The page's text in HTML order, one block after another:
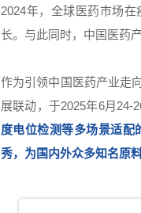
2024年，全球医药市场
长。与此同时，中国医药
作为引领中国医药产业走
展联动，于2025年6月24-
度电位检测等多场景适
秀，为国内外众多知名原